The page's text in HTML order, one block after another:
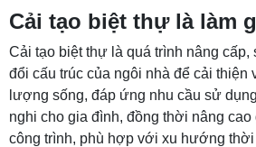
Cải tạo biệt thự là làm
Cải tạo biệt thự là quá trình nâng
đổi cấu trúc của ngôi nhà để cải thiện
lượng sống, đáp ứng nhu cầu sử
nghi cho gia đình, đồng thời nâng cao
công trình, phù hợp với xu hướng